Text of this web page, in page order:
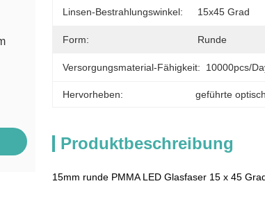
Linsen-Bestrahlungswinkel: 15x45 Grad
Form: Runde
Versorgungsmaterial-Fähigkeit: 10000pcs/
Hervorheben: geführte
Produktbeschreibung
15mm runde PMMA LED Glasfaser 15 x 45